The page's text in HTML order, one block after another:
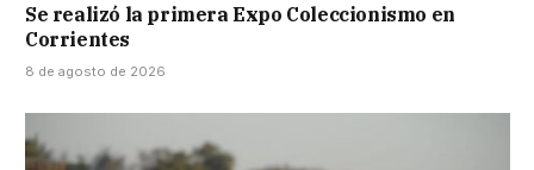
Se realizó la primera Expo Coleccionismo en
Corrientes
8 de agosto de 2026